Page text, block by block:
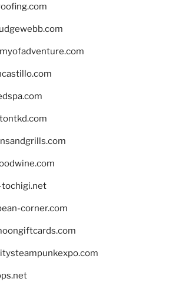
tochigi.net
corner.com